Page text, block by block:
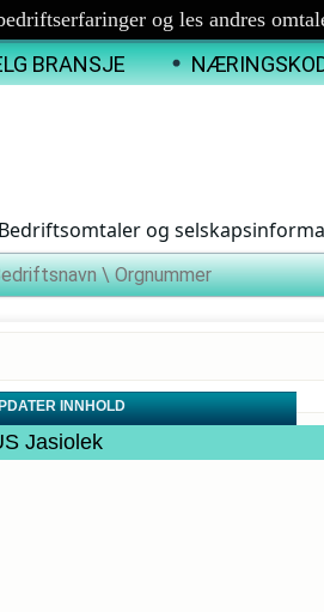
og les andres
BRANSJE
Bedriftsomtaler og
INNHOLD
Jasiolek